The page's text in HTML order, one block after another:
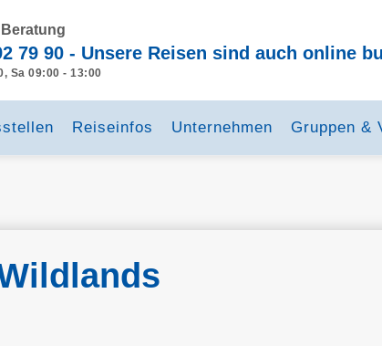
79 90 - Unsere Reisen sind auch online
Sa 09:00 - 13:00
Reiseinfos Unternehmen Gruppen &